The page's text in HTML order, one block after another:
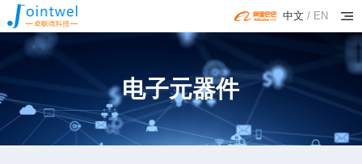
中文 / EN
电子元器件